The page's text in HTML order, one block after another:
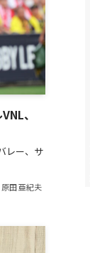
、
レー、サ
原田 亜紀夫